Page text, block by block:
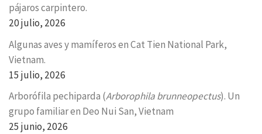
pájaros carpintero.
20 julio, 2026
Algunas aves y mamíferos en Cat Tien National Park,
Vietnam.
15 julio, 2026
Arborófila pechiparda (Arborophila brunneopectus). Un
grupo familiar en Deo Nui San, Vietnam
25 junio, 2026